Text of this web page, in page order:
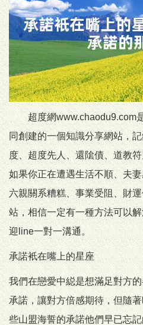
超度網www.chaodu9.com
同創建的一個知識分享網站，
度、超度先人、還隂債、道教
如果你正在遭遇生活不順、夫
六親關系糟糕、事業受阻、財
站，相信一定有一種方法可以
迎line一對一溝通。
承諾衹在嘴上的星座
我們在戀愛中縂是想滿足對方
承諾，讓對方倍感期待，但隨
些山盟海誓的承諾他們早已忘